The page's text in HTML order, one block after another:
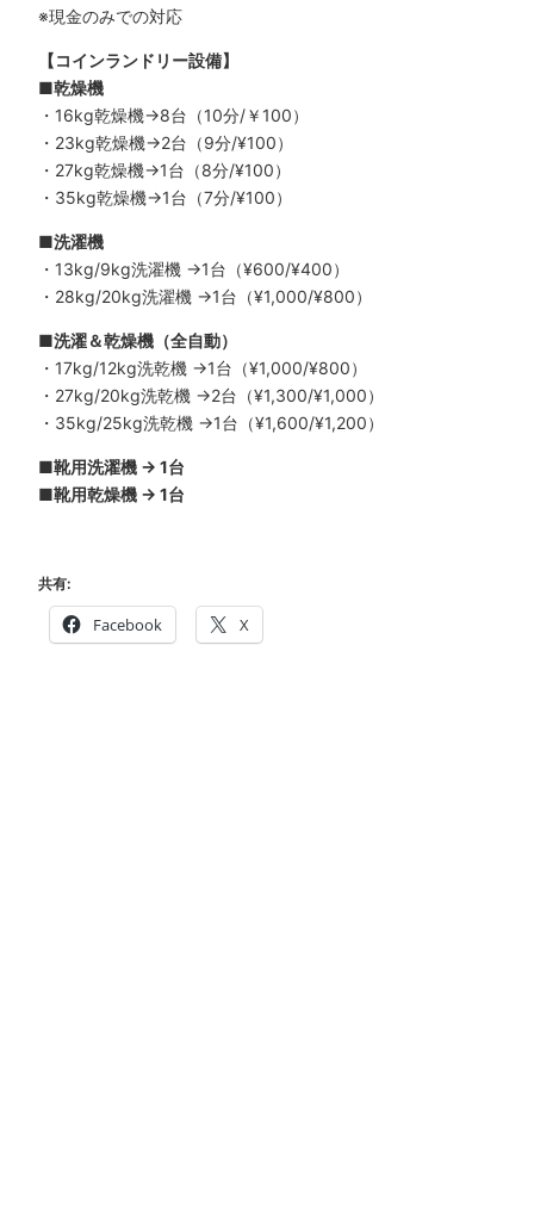
※現金のみでの対応
【コインランドリー設備】
■乾燥機
・16kg乾燥機→8台（10分/￥100）
・23kg乾燥機→2台（9分/¥100）
・27kg乾燥機→1台（8分/¥100）
・35kg乾燥機→1台（7分/¥100）
■洗濯機
・13kg/9kg洗濯機 →1台（¥600/¥400）
・28kg/20kg洗濯機 →1台（¥1,000/¥800）
■洗濯＆乾燥機（全自動）
・17kg/12kg洗乾機 →1台（¥1,000/¥800）
・27kg/20kg洗乾機 →2台（¥1,300/¥1,000）
・35kg/25kg洗乾機 →1台（¥1,600/¥1,200）
■靴用洗濯機 → 1台
■靴用乾燥機 → 1台
共有:
Facebook X